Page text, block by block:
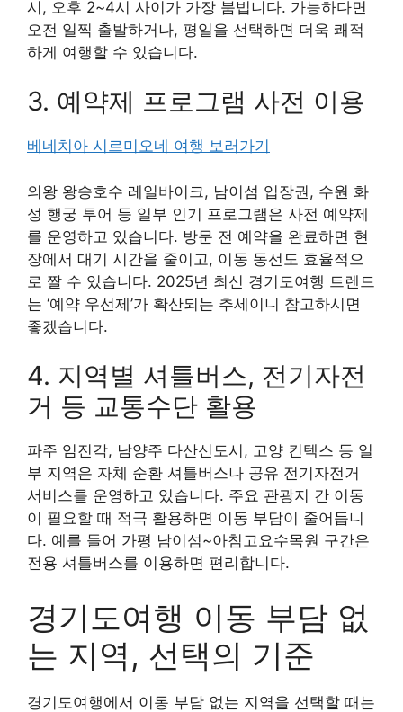
시, 오후 2~4시 사이가 가장 붐빕니다. 가능하다면
오전 일찍 출발하거나, 평일을 선택하면 더욱 쾌적
하게 여행할 수 있습니다.
3. 예약제 프로그램 사전 이용
베네치아 시르미오네 여행 보러가기
의왕 왕송호수 레일바이크, 남이섬 입장권, 수원 화
성 행궁 투어 등 일부 인기 프로그램은 사전 예약제
를 운영하고 있습니다. 방문 전 예약을 완료하면 현
장에서 대기 시간을 줄이고, 이동 동선도 효율적으
로 짤 수 있습니다. 2025년 최신 경기도여행 트렌드
는 ‘예약 우선제’가 확산되는 추세이니 참고하시면
좋겠습니다.
4. 지역별 셔틀버스, 전기자전
거 등 교통수단 활용
파주 임진각, 남양주 다산신도시, 고양 킨텍스 등 일
부 지역은 자체 순환 셔틀버스나 공유 전기자전거
서비스를 운영하고 있습니다. 주요 관광지 간 이동
이 필요할 때 적극 활용하면 이동 부담이 줄어듭니
다. 예를 들어 가평 남이섬~아침고요수목원 구간은
전용 셔틀버스를 이용하면 편리합니다.
경기도여행 이동 부담 없
는 지역, 선택의 기준
경기도여행에서 이동 부담 없는 지역을 선택할 때는